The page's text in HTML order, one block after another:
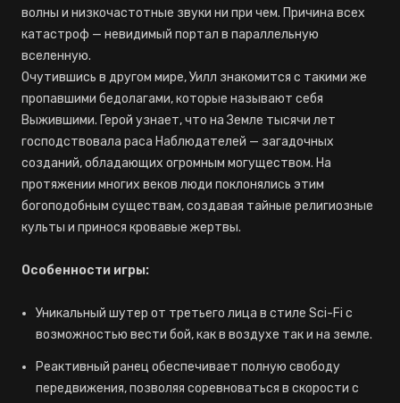
волны и низкочастотные звуки ни при чем. Причина всех
катастроф — невидимый портал в параллельную
вселенную.
Очутившись в другом мире, Уилл знакомится с такими же
пропавшими бедолагами, которые называют себя
Выжившими. Герой узнает, что на Земле тысячи лет
господствовала раса Наблюдателей — загадочных
созданий, обладающих огромным могуществом. На
протяжении многих веков люди поклонялись этим
богоподобным существам, создавая тайные религиозные
культы и принося кровавые жертвы.
Особенности игры:
Уникальный шутер от третьего лица в стиле Sci-Fi с
возможностью вести бой, как в воздухе так и на земле.
Реактивный ранец обеспечивает полную свободу
передвижения, позволяя соревноваться в скорости с